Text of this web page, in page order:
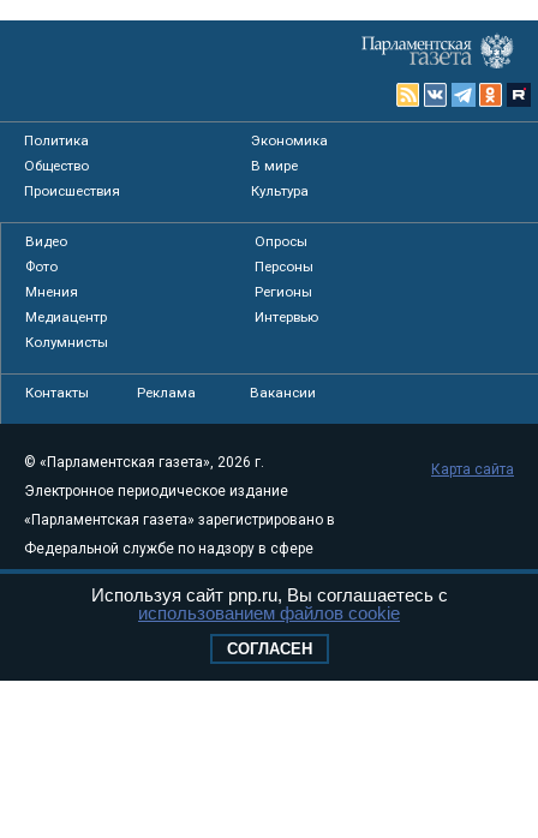
Политика
Экономика
Общество
В мире
Происшествия
Культура
Видео
Опросы
Фото
Персоны
Мнения
Регионы
Медиацентр
Интервью
Колумнисты
Контакты Реклама Вакансии
© «Парламентская газета», 2026 г.
Электронное периодическое издание
«Парламентская газета» зарегистрировано в
Федеральной службе по надзору в сфере
связи, информационных технологий и
массовых коммуникаций (Роскомнадзор) 05
Свидетельство о регистрации Эл № ФС77-
Карта сайта
Используя сайт pnp.ru, Вы соглашаетесь с
использованием файлов cookie
СОГЛАСЕН